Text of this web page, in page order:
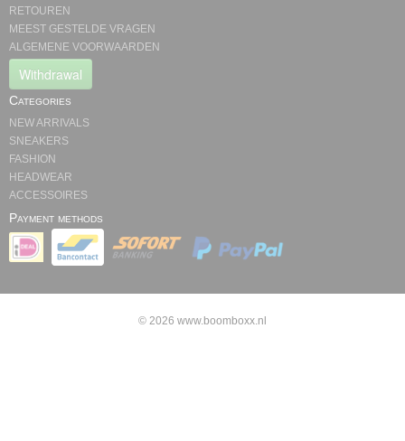
RETOUREN
MEEST GESTELDE VRAGEN
ALGEMENE VOORWAARDEN
Withdrawal
Categories
NEW ARRIVALS
SNEAKERS
FASHION
HEADWEAR
ACCESSOIRES
Payment methods
© 2026 www.boomboxx.nl